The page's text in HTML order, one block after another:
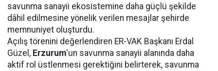
savunma sanayii ekosistemine daha güçlü şekilde
dâhil edilmesine yönelik verilen mesajlar şehirde
memnuniyet oluşturdu.
Açılış törenini değerlendiren ER-VAK Başkanı Erdal
Güzel, Erzurum'un savunma sanayii alanında daha
aktif rol üstlenmesi gerektiğini belirterek, savunma